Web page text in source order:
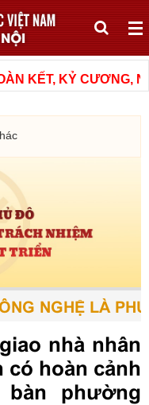
KẾT, KỶ CƯƠNG,
NGHỆ LÀ
nhà nhân
có hoàn cảnh
phường